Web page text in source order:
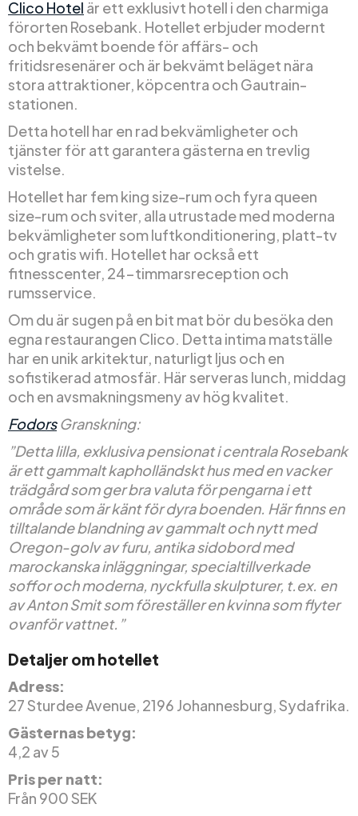
Clico Hotel är ett exklusivt hotell i den charmiga
förorten Rosebank. Hotellet erbjuder modernt
och bekvämt boende för affärs- och
fritidsresenärer och är bekvämt beläget nära
stora attraktioner, köpcentra och Gautrain-
stationen.
Detta hotell har en rad bekvämligheter och
tjänster för att garantera gästerna en trevlig
vistelse.
Hotellet har fem king size-rum och fyra queen
size-rum och sviter, alla utrustade med moderna
bekvämligheter som luftkonditionering, platt-tv
och gratis wifi. Hotellet har också ett
fitnesscenter, 24-timmarsreception och
rumsservice.
Om du är sugen på en bit mat bör du besöka den
egna restaurangen Clico. Detta intima matställe
har en unik arkitektur, naturligt ljus och en
sofistikerad atmosfär. Här serveras lunch, middag
och en avsmakningsmeny av hög kvalitet.
FodorsGranskning:
”Detta lilla, exklusiva pensionat i centrala Rosebank
är ett gammalt kapholländskt hus med en vacker
trädgård som ger bra valuta för pengarna i ett
område som är känt för dyra boenden. Här finns en
tilltalande blandning av gammalt och nytt med
Oregon-golv av furu, antika sidobord med
marockanska inläggningar, specialtillverkade
soffor och moderna, nyckfulla skulpturer, t.ex. en
av Anton Smit som föreställer en kvinna som flyter
ovanför vattnet.”
Detaljer om hotellet
Adress:
27 Sturdee Avenue, 2196 Johannesburg, Sydafrika.
Gästernas betyg:
4,2 av 5
Pris per natt:
Från 900 SEK